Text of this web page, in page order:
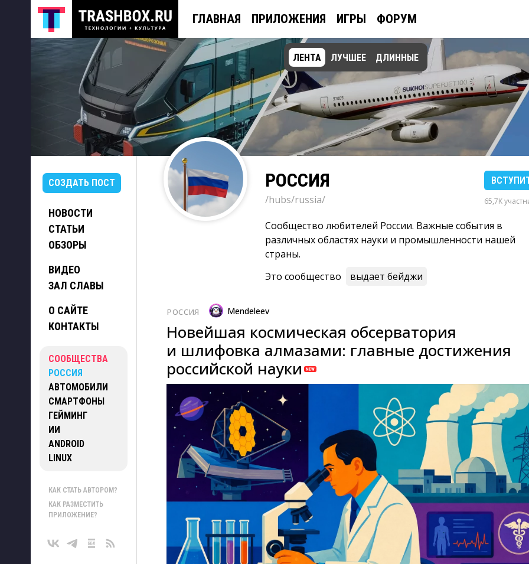
ГЛАВНАЯ ПРИЛОЖЕНИЯ ИГРЫ ФОРУМ
ЛЕНТА ЛУЧШЕЕ ДЛИННЫЕ
СОЗДАТЬ ПОСТ
НОВОСТИ
СТАТЬИ
ОБЗОРЫ
ВИДЕО
ЗАЛ СЛАВЫ
О САЙТЕ
КОНТАКТЫ
СООБЩЕСТВА
РОССИЯ
АВТОМОБИЛИ
СМАРТФОНЫ
ГЕЙМИНГ
ИИ
ANDROID
LINUX
КАК СТАТЬ АВТОРОМ?
КАК РАЗМЕСТИТЬ
ПРИЛОЖЕНИЕ?
РОССИЯ
/hubs/russia/ 65,7K
Сообщество любителей России. Важные события в
различных областях науки и промышленности нашей
страны.
Это сообщество
выдает бейджи
РОССИЯ Mendeleev
Новейшая космическая обсерватория
и шлифовка алмазами: главные достижения
российской науки